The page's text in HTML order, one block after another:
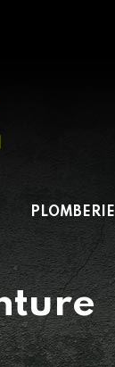
PLOMBERIE